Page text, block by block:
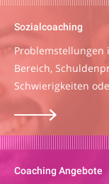
Sozialcoaching
Problemstellungen
Bereich,
Schwierigkeiten
Coaching Angebote